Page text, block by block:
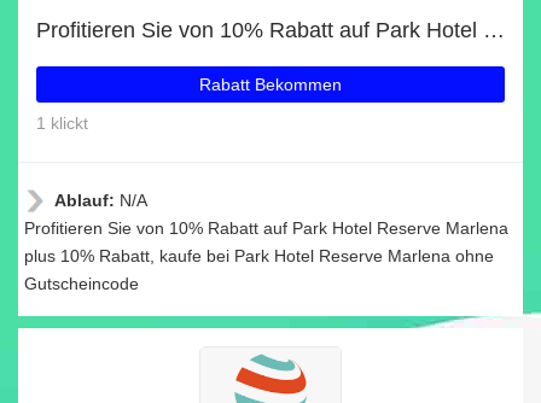
Profitieren Sie von 10% Rabatt auf Park Hotel Reserve Marlena plus 10% Rabatt
Rabatt Bekommen
1 klickt
Ablauf: N/A
Profitieren Sie von 10% Rabatt auf Park Hotel Reserve Marlena
plus 10% Rabatt, kaufe bei Park Hotel Reserve Marlena ohne
Gutscheincode